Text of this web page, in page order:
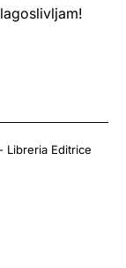
Editrice